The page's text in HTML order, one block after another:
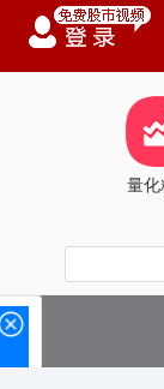
量化